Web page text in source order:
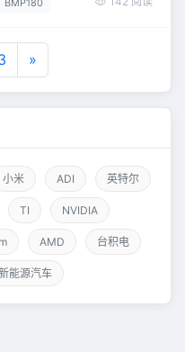
，在左侧找到电子芯
机之间使用IIC接口的初始
接线路选STM32对应的IIC
BMP180
»
小米 ADI 英特尔
TI NVIDIA
AMD 台积电
能源汽车